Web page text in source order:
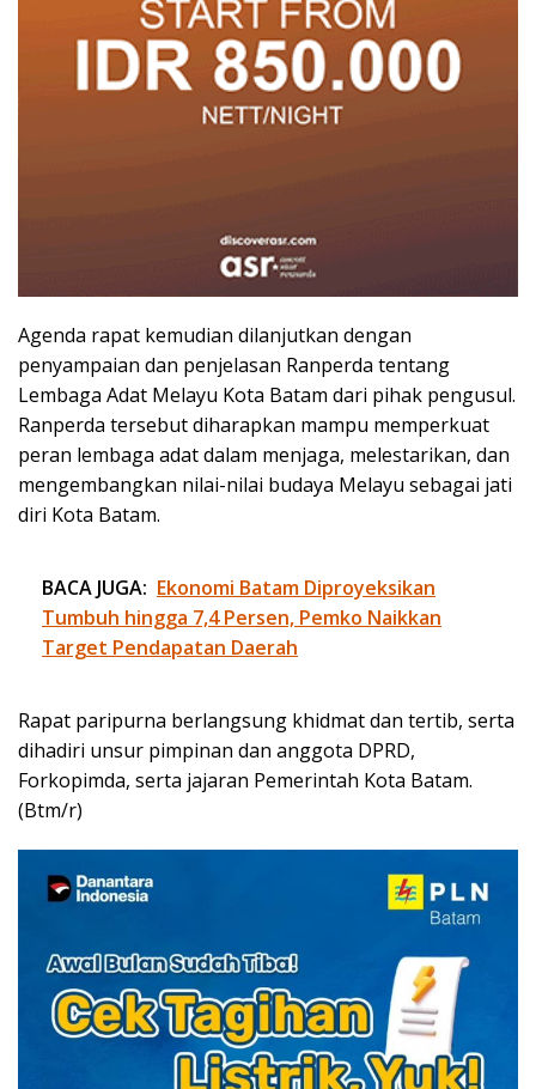
Agenda rapat kemudian dilanjutkan dengan
penyampaian dan penjelasan Ranperda tentang
Lembaga Adat Melayu Kota Batam dari pihak pengusul.
Ranperda tersebut diharapkan mampu memperkuat
peran lembaga adat dalam menjaga, melestarikan, dan
mengembangkan nilai-nilai budaya Melayu sebagai jati
diri Kota Batam.
BACA JUGA: Ekonomi Batam Diproyeksikan
Tumbuh hingga 7,4 Persen, Pemko Naikkan
Target Pendapatan Daerah
Rapat paripurna berlangsung khidmat dan tertib, serta
dihadiri unsur pimpinan dan anggota DPRD,
Forkopimda, serta jajaran Pemerintah Kota Batam.
(Btm/r)